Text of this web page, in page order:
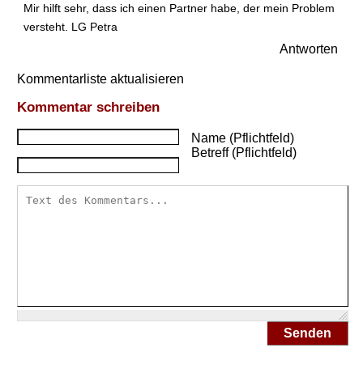
Mir hilft sehr, dass ich einen Partner habe, der mein Problem
versteht. LG Petra
Antworten
Kommentarliste aktualisieren
Kommentar schreiben
Name (Pflichtfeld)
Betreff (Pflichtfeld)
Senden